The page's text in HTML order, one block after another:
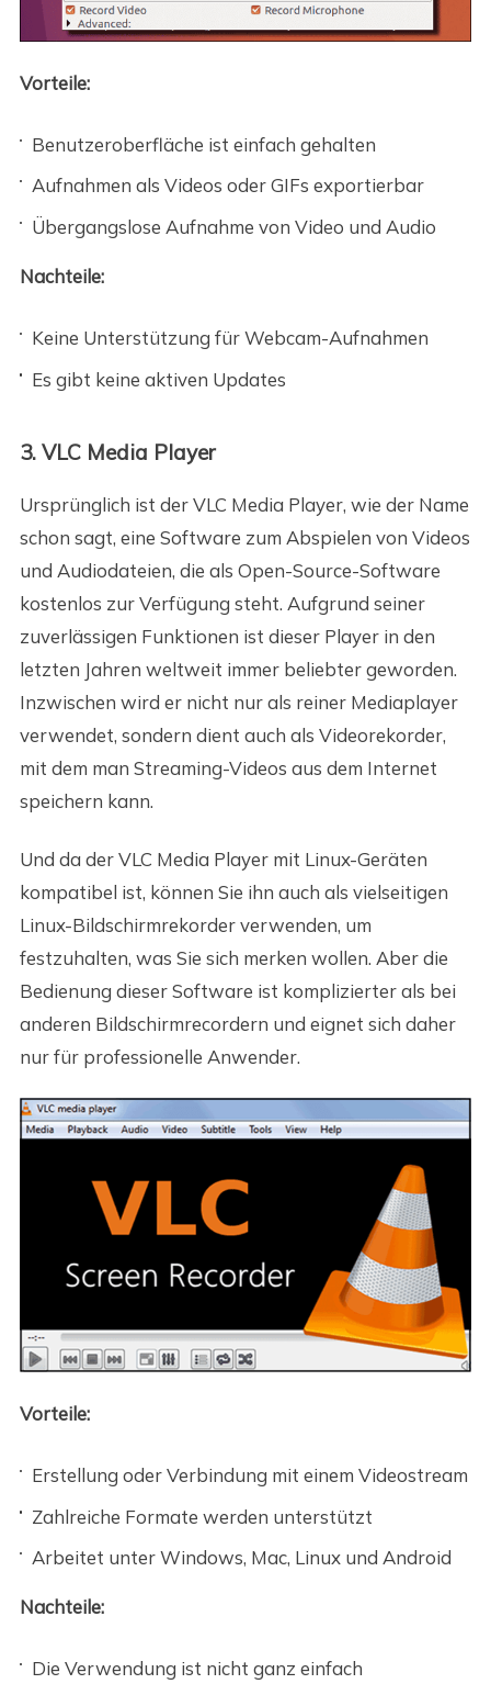
Vorteile:
Benutzeroberfläche ist einfach gehalten
Aufnahmen als Videos oder GIFs exportierbar
Übergangslose Aufnahme von Video und Audio
Nachteile:
Keine Unterstützung für Webcam-Aufnahmen
Es gibt keine aktiven Updates
3. VLC Media Player
Ursprünglich ist der VLC Media Player, wie der Name
schon sagt, eine Software zum Abspielen von Videos
und Audiodateien, die als Open-Source-Software
kostenlos zur Verfügung steht. Aufgrund seiner
zuverlässigen Funktionen ist dieser Player in den
letzten Jahren weltweit immer beliebter geworden.
Inzwischen wird er nicht nur als reiner Mediaplayer
verwendet, sondern dient auch als Videorekorder,
mit dem man Streaming-Videos aus dem Internet
speichern kann.
Und da der VLC Media Player mit Linux-Geräten
kompatibel ist, können Sie ihn auch als vielseitigen
Linux-Bildschirmrekorder verwenden, um
festzuhalten, was Sie sich merken wollen. Aber die
Bedienung dieser Software ist komplizierter als bei
anderen Bildschirmrecordern und eignet sich daher
nur für professionelle Anwender.
Vorteile:
Erstellung oder Verbindung mit einem Videostream
Zahlreiche Formate werden unterstützt
Arbeitet unter Windows, Mac, Linux und Android
Nachteile:
Die Verwendung ist nicht ganz einfach